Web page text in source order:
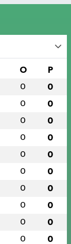
O P
0 0
0 0
0 0
0 0
0 0
0 0
0 0
0 0
0 0
0 0